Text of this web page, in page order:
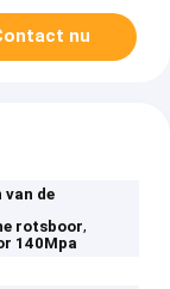
nu
van de
rotsboor,
140Mpa